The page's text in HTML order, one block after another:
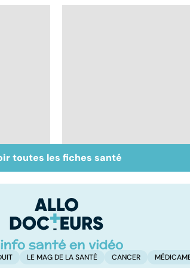
Tout savoir sur les
infections
toutes les fiches santé
LE MAG DE LA SANTÉ CANCER